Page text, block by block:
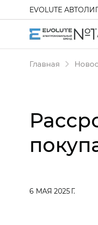
EVOLUTE
Главная
6 МАЯ 2025 Г.